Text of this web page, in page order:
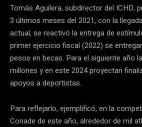
Tomás Aguilera, subdirector del ICHD,
3 últimos meses del 2021, con la
actual, se reactivó la entrega de
primer ejercicio fiscal (2022) se
pesos en becas. Para el siguiente año
millones y en este 2024 proyectan
apoyos a deportistas.
Para reflejarlo, ejemplificó, en la
Conade de este año, alrededor de mil